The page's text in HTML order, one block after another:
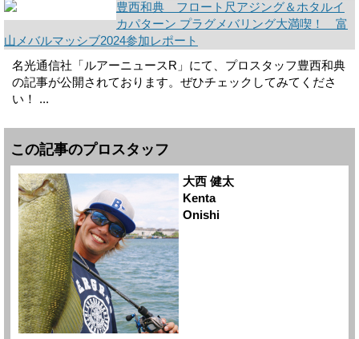
豊西和典 フロート尺アジング＆ホタルイ
カパターン プラグメバリング大満喫！ 富
山メバルマッシブ2024参加レポート
名光通信社「ルアーニュースR」にて、プロスタッフ豊西和典
の記事が公開されております。ぜひチェックしてみてくださ
い！ ...
この記事のプロスタッフ
大西 健太
Kenta
Onishi